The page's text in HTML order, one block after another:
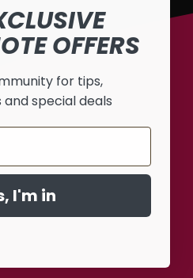
OFFERS
for tips,
special deals
I'm in